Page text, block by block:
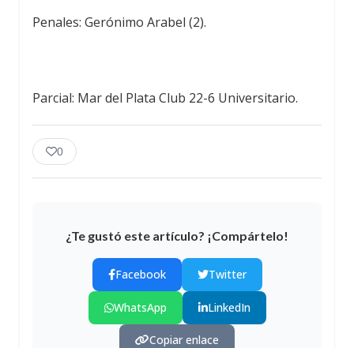
Penales: Gerónimo Arabel (2).
Parcial: Mar del Plata Club 22-6 Universitario.
0
¿Te gustó este artículo? ¡Compártelo!
Facebook Twitter
WhatsApp LinkedIn
Copiar enlace